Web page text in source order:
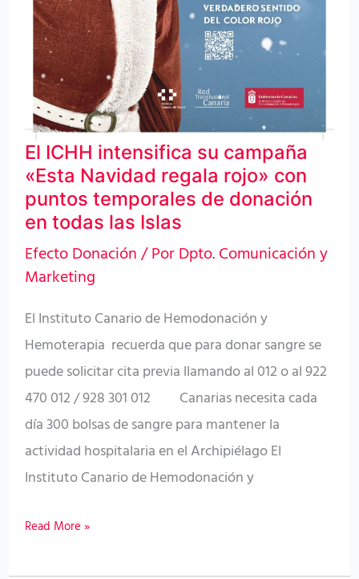
El ICHH intensifica su campaña
«Esta Navidad regala rojo» con
puntos temporales de donación
en todas las Islas
Efecto Donación/ PorDpto. Comunicación y
Marketing
El Instituto Canario de Hemodonación y
Hemoterapia recuerda que para donar sangre se
puede solicitar cita previa llamando al 012 o al 922
470 012 / 928 301 012 Canarias necesita cada
día 300 bolsas de sangre para mantener la
actividad hospitalaria en el Archipiélago El
Instituto Canario de Hemodonación y
temporales
de
donación
en
todas
las
Islas
Read More »